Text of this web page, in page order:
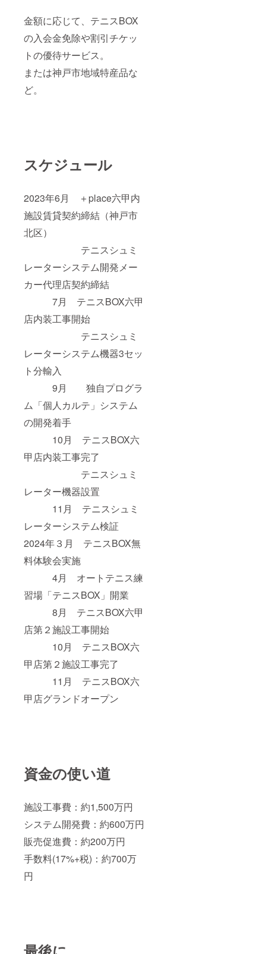
金額に応じて、テニスBOX
の入会金免除や割引チケッ
トの優待サービス。
または神戸市地域特産品な
ど。
スケジュール
2023年6月 ＋place六甲内
施設賃貸契約締結（神戸市
北区）
テニスシュミ
レーターシステム開発メー
カー代理店契約締結
7月 テニスBOX六甲
店内装工事開始
テニスシュミ
レーターシステム機器3セッ
ト分輸入
9月 独自プログラ
ム「個人カルテ」システム
の開発着手
10月 テニスBOX六
甲店内装工事完了
テニスシュミ
レーター機器設置
11月 テニスシュミ
レーターシステム検証
2024年３月 テニスBOX無
料体験会実施
4月 オートテニス練
習場「テニスBOX」開業
8月 テニスBOX六甲
店第２施設工事開始
10月 テニスBOX六
甲店第２施設工事完了
11月 テニスBOX六
甲店グランドオープン
資金の使い道
施設工事費：約1,500万円
システム開発費：約600万円
販売促進費：約200万円
手数料(17%+税)：約700万
円